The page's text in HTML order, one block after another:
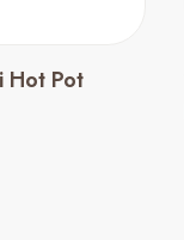
Hot Pot